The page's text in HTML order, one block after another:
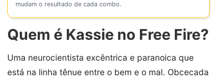
mudam o resultado de cada combo.
Quem é Kassie no Free Fire?
Uma neurocientista excêntrica e paranoica que
está na linha tênue entre o bem e o mal. Obcecada